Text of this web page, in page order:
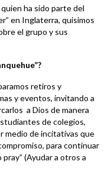
ha sido parte del
en Inglaterra, quisimos
el grupo y sus
retiros y
y eventos, invitando a
a Dios de manera
de colegios,
medio de incitativas que
para continuar
(Ayudar a otros a